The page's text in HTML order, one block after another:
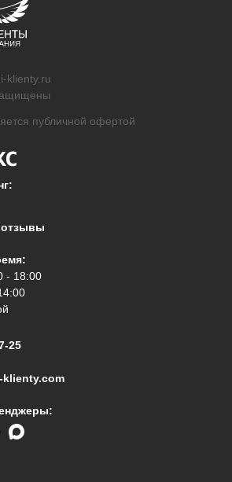
отзывы
25
klienty.com
публичной офертой
klienty.ru
- 18:00